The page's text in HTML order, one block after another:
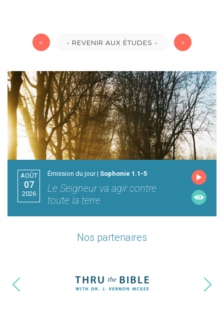
< - REVENIR AUX ÉTUDES - >
AOÛT
07
2026
Émission du jour | Sophonie 1.1-5
Le Seigneur va agir contre
toute la terre
Nos partenaires